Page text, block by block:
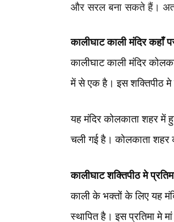
और सरल बना सकते हैं।
कालीघाट काली मंदिर कहाँ
कालीघाट काली मंदिर
में से एक है। इस शक्तिपीठ मे
यह मंदिर कोलकाता शहर में
चली गई है। कोलकाता शहर
कालीघाट शक्तिपीठ मे
काली के भक्तों के लिए यह
स्थापित है। इस प्रतिमा मे